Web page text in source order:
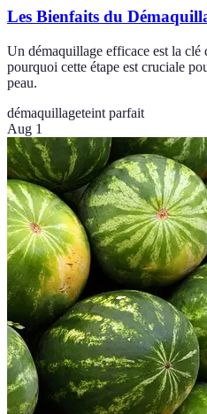
Les Bienfaits du
Un démaquillage efficace est la
pourquoi cette étape est cruciale
peau.
démaquillageteint parfait
Aug 1